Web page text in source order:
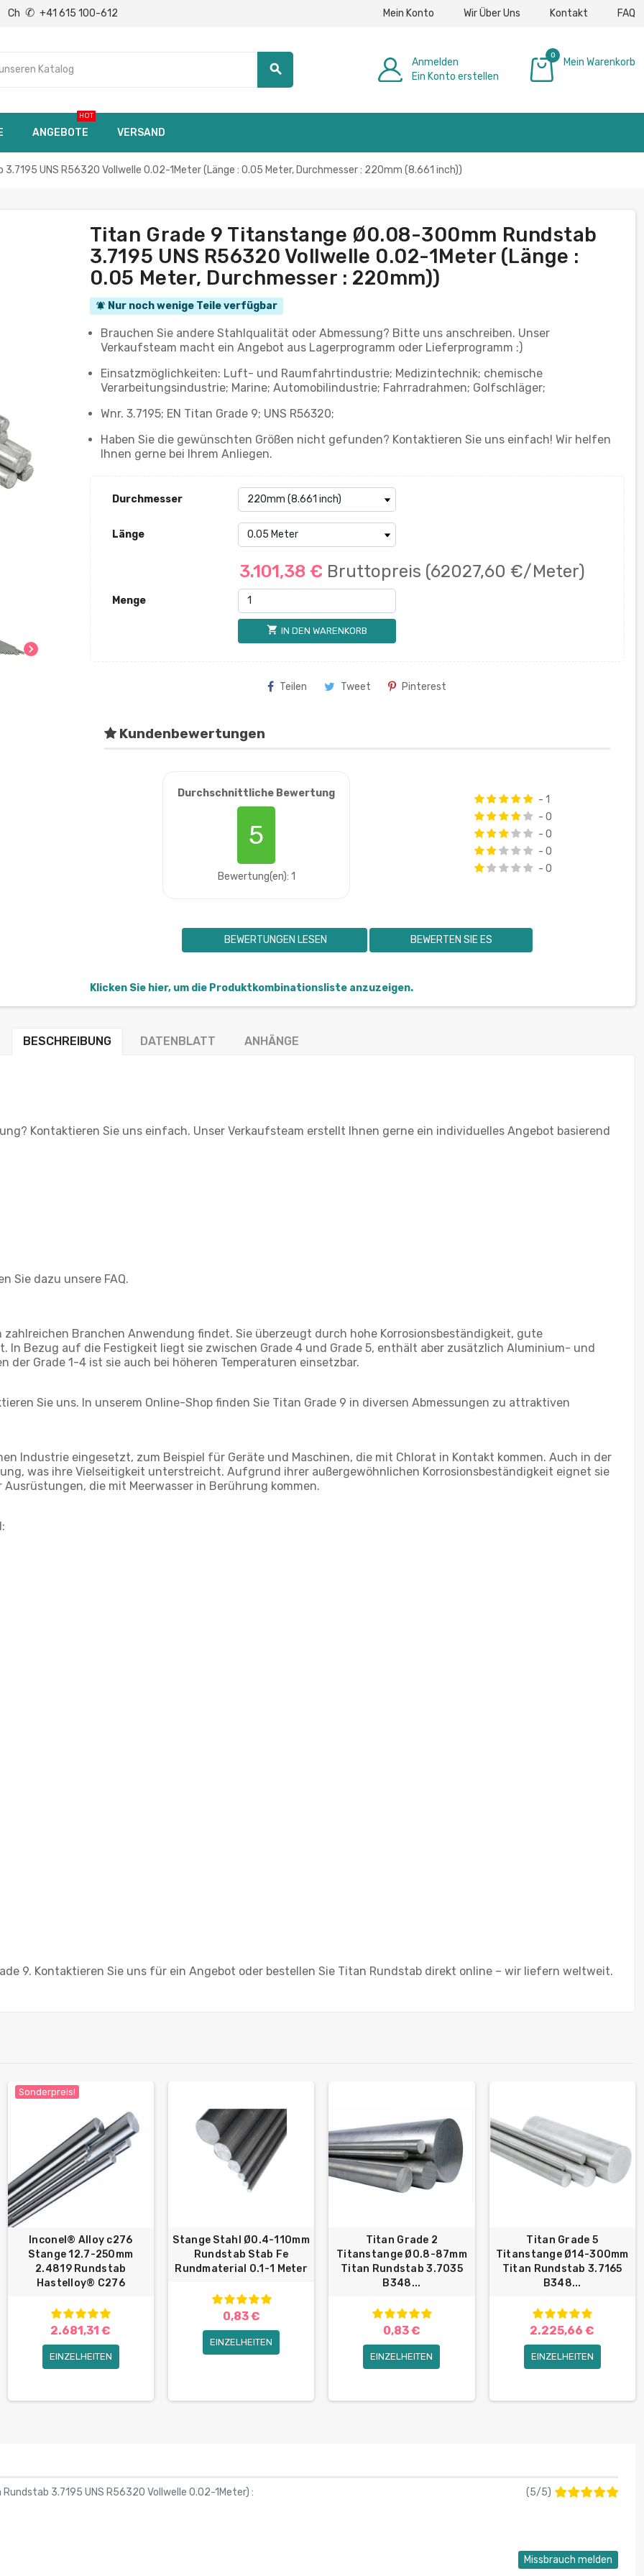
Ch ✆ +41 615 100-612 Mein Konto Wir Über Uns Kontakt FAQ
search
Anmelden
Ein Konto erstellen
0
Mein Warenkorb
ANGEBOTE
HOT
VERSAND
UNS R56320 Vollwelle 0.02-1Meter (Länge : 0.05 Meter, Durchmesser : 220mm (8.661 inch))
chevron_right
Titan Grade 9 Titanstange Ø0.08-300mm Rundstab
3.7195 UNS R56320 Vollwelle 0.02-1Meter (Länge :
0.05 Meter, Durchmesser : 220mm))
notifications_active Nur noch wenige Teile verfügbar
Brauchen Sie andere Stahlqualität oder Abmessung? Bitte uns anschreiben. Unser
Verkaufsteam macht ein Angebot aus Lagerprogramm oder Lieferprogramm :)
Einsatzmöglichkeiten: Luft- und Raumfahrtindustrie; Medizintechnik; chemische
Verarbeitungsindustrie; Marine; Automobilindustrie; Fahrradrahmen; Golfschläger;
Wnr. 3.7195; EN Titan Grade 9; UNS R56320;
Haben Sie die gewünschten Größen nicht gefunden? Kontaktieren Sie uns einfach! Wir helfen
Ihnen gerne bei Ihrem Anliegen.
Durchmesser
Länge
3.101,38 € Bruttopreis (62027,60 €/Meter)
Menge
shopping_cart IN DEN WARENKORB
Teilen Tweet Pinterest
Kundenbewertungen
Durchschnittliche Bewertung
5
Bewertung(en): 1
- 1
- 0
- 0
- 0
- 0
BEWERTUNGEN LESEN BEWERTEN SIE ES
Klicken Sie hier, um die Produktkombinationsliste anzuzeigen.
BESCHREIBUNG DATENBLATT ANHÄNGE
Kontaktieren Sie uns einfach. Unser Verkaufsteam erstellt Ihnen gerne ein individuelles Angebot basierend
Sie dazu unsere FAQ.
Branchen Anwendung findet. Sie überzeugt durch hohe Korrosionsbeständigkeit, gute
In Bezug auf die Festigkeit liegt sie zwischen Grade 4 und Grade 5, enthält aber zusätzlich Aluminium- und
der Grade 1-4 ist sie auch bei höheren Temperaturen einsetzbar.
Sie uns. In unserem Online-Shop finden Sie Titan Grade 9 in diversen Abmessungen zu attraktiven
Industrie eingesetzt, zum Beispiel für Geräte und Maschinen, die mit Chlorat in Kontakt kommen. Auch in der
was ihre Vielseitigkeit unterstreicht. Aufgrund ihrer außergewöhnlichen Korrosionsbeständigkeit eignet sie
die mit Meerwasser in Berührung kommen.
9. Kontaktieren Sie uns für ein Angebot oder bestellen Sie Titan Rundstab direkt online – wir liefern weltweit.
Sonderpreis!
Inconel® Alloy c276
Stange 12.7-250mm
2.4819 Rundstab
Hastelloy® C276
2.681,31 €
EINZELHEITEN
Stange Stahl Ø0.4-110mm
Rundstab Stab Fe
Rundmaterial 0.1-1 Meter
0,83 €
EINZELHEITEN
Titan Grade 2
Titanstange Ø0.8-87mm
Titan Rundstab 3.7035
B348...
0,83 €
EINZELHEITEN
Titan Grade 5
Titanstange Ø14-300mm
Titan Rundstab 3.7165
B348...
2.225,66 €
EINZELHEITEN
3.7195 UNS R56320 Vollwelle 0.02-1Meter) : (5/5)
Missbrauch melden